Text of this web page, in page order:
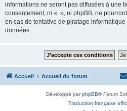
informations ne seront pas diffusées à une
consentement, ni « », ni phpBB, ne
en cas de tentative de piratage
données.
Accueil Accueil du forum
Développé parphpBB® Forum
Traduction française